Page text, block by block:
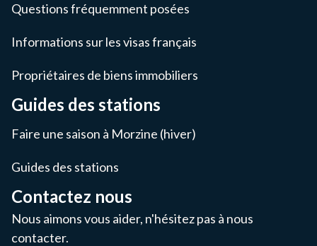
Questions fréquemment posées
Informations sur les visas français
Propriétaires de biens immobiliers
Guides des stations
Faire une saison à Morzine (hiver)
Guides des stations
Contactez nous
Nous aimons vous aider, n'hésitez pas à nous
contacter.